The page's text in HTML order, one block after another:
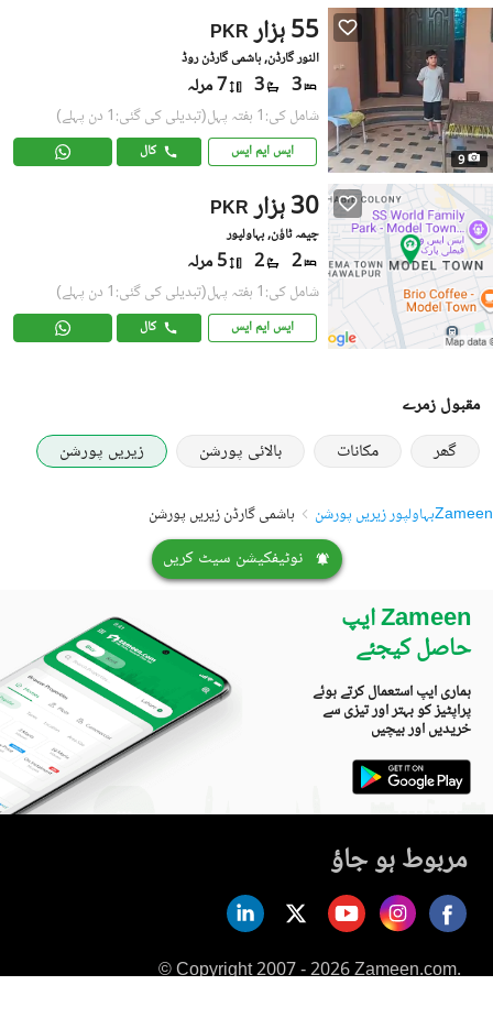
9
PKR 55 ہزار
النور گارڈن, ہاشمی گارڈن روڈ
3
3 7 مرلہ
شامل کی:1 ہفتہ پہل (تبدیلی کی گئی:1 دن پہلے)
ایس ایم ایس کال
PKR 30 ہزار
چیمہ ٹاؤن, بہاولپور
2
2 5 مرلہ
شامل کی:1 ہفتہ پہل (تبدیلی کی گئی:1 دن پہلے)
ایس ایم ایس کال
مقبول زمرے
گھر
مکانات بالائی پورشن زیریں پورشن
Zameenبہاولپور زیریں پورشن ہاشمی گارڈن زیریں پورشن
نوٹیفکیشن سیٹ کریں
Zameen ایپ
حاصل کیجئے
ہماری ایپ استعمال کرتے ہوئے
پراپٹیز کو بہتر اور تیزی سے
خریدیں اور بیچیں
مربوط ہو جاؤ
© Copyright 2007 - 2026 Zameen.com.